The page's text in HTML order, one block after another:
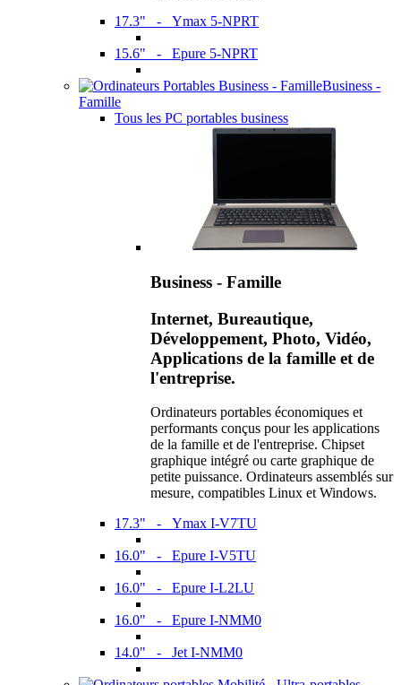
17.3" - Ymax 5-NPRT
15.6" - Epure 5-NPRT
Business -
Famille
Tous les PC portables business
Business - Famille
Internet, Bureautique,
Développement, Photo, Vidéo,
Applications de la famille et de
l'entreprise.
Ordinateurs portables économiques et
performants conçus pour les applications
de la famille et de l'entreprise. Chipset
graphique intégré ou carte graphique de
petite puissance. Ordinateurs assemblés sur
mesure, compatibles Linux et Windows.
17.3" - Ymax I-V7TU
16.0" - Epure I-V5TU
16.0" - Epure I-L2LU
16.0" - Epure I-NMM0
14.0" - Jet I-NMM0